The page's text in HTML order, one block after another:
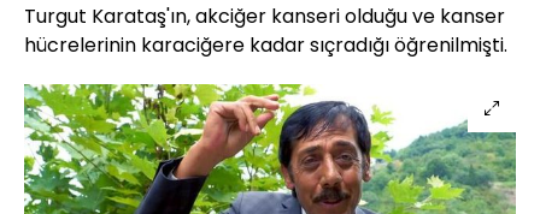
Turgut Karataş'ın, akciğer kanseri olduğu ve kanser
hücrelerinin karaciğere kadar sıçradığı öğrenilmişti.